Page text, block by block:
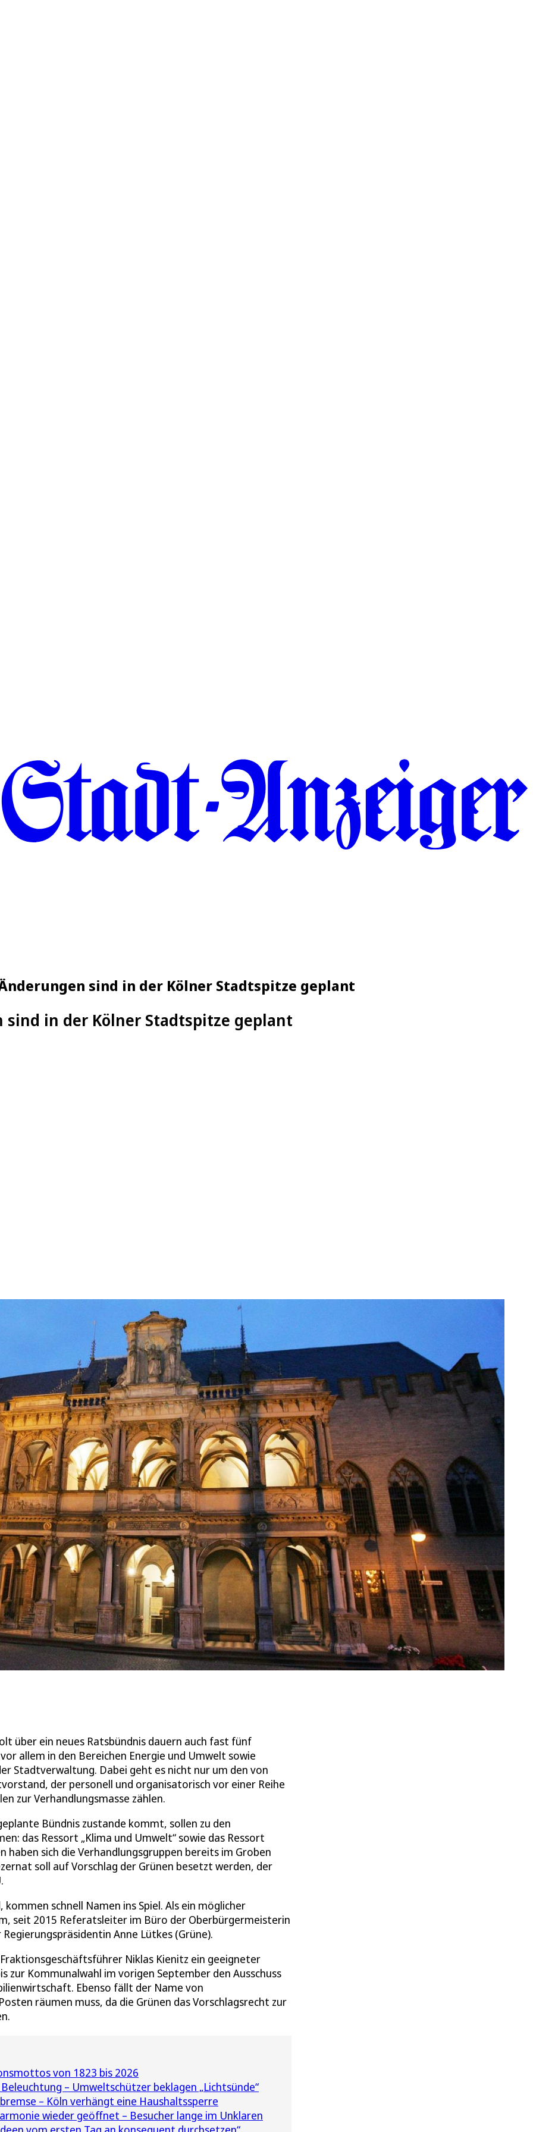
sind in der Kölner Stadtspitze geplant
sind in der Kölner Stadtspitze geplant
über ein neues Ratsbündnis dauern auch fast fünf
allem in den Bereichen Energie und Umwelt sowie
Stadtverwaltung. Dabei geht es nicht nur um den von
der personell und organisatorisch vor einer Reihe
zur Verhandlungsmasse zählen.
Bündnis zustande kommt, sollen zu den
das Ressort „Klima und Umwelt“ sowie das Ressort
sich die Verhandlungsgruppen bereits im Groben
soll auf Vorschlag der Grünen besetzt werden, der
schnell Namen ins Spiel. Als ein möglicher
seit 2015 Referatsleiter im Büro der Oberbürgermeisterin
Anne Lütkes (Grüne).
Niklas Kienitz ein geeigneter
zur Kommunalwahl im vorigen September den Ausschuss
Ebenso fällt der Name von
räumen muss, da die Grünen das Vorschlagsrecht zur
von 1823 bis 2026
– Umweltschützer beklagen „Lichtsünde“
– Köln verhängt eine Haushaltssperre
wieder geöffnet – Besucher lange im Unklaren